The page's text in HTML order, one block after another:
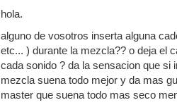
hola.
alguno de vosotros inserta alguna
etc... ) durante la mezcla?? o deja el
cada sonido ? da la sensacion que
mezcla suena todo mejor y da mas
master que suena todo mas seco